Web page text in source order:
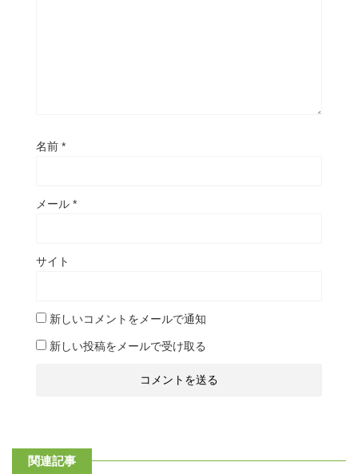
名前 *
メール *
サイト
新しいコメントをメールで通知
新しい投稿をメールで受け取る
関連記事